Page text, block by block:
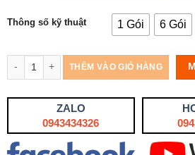
Thông số kỹ thuật 1 Gói 6 Gói
Số lượng THÊM VÀO GIỎ HÀNG
ZALO
0943434326